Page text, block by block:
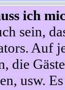
ich
sein,
Auf
die
usw.